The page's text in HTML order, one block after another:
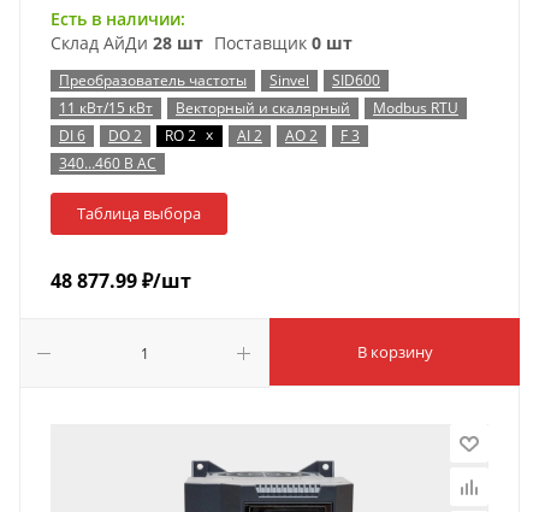
Есть в наличии:
Склад АйДи 28 шт Поставщик 0 шт
Преобразователь частоты Sinvel
SID600
11 кВт/15 кВт
Векторный и скалярный
Modbus RTU
DI 6
DO 2 RO 2 x AI 2 AO 2
F 3
340…460 В AC
Таблица выбора
48 877.99₽/шт
В корзину